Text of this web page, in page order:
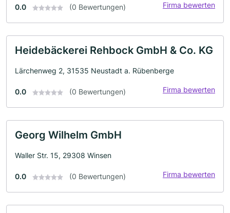
0.0 (0 Bewertungen) Firma bewerten
Heidebäckerei Rehbock GmbH & Co. KG
Lärchenweg 2, 31535 Neustadt a. Rübenberge
0.0 (0 Bewertungen) Firma bewerten
Georg Wilhelm GmbH
Waller Str. 15, 29308 Winsen
0.0 (0 Bewertungen) Firma bewerten